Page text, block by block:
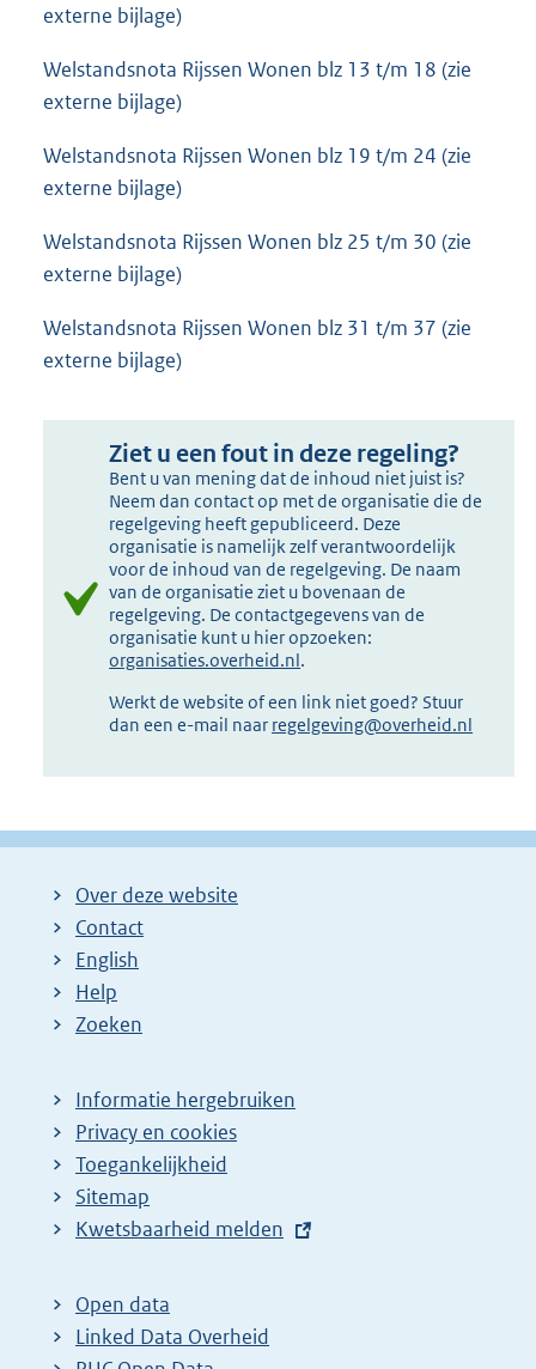
externe bijlage)
Welstandsnota Rijssen Wonen blz 13 t/m 18 (zie
externe bijlage)
Welstandsnota Rijssen Wonen blz 19 t/m 24 (zie
externe bijlage)
Welstandsnota Rijssen Wonen blz 25 t/m 30 (zie
externe bijlage)
Welstandsnota Rijssen Wonen blz 31 t/m 37 (zie
externe bijlage)
Ziet u een fout in deze regeling?
Bent u van mening dat de inhoud niet juist is?
Neem dan contact op met de organisatie die de
regelgeving heeft gepubliceerd. Deze
organisatie is namelijk zelf verantwoordelijk
voor de inhoud van de regelgeving. De naam
van de organisatie ziet u bovenaan de
regelgeving. De contactgegevens van de
organisatie kunt u hier opzoeken:
organisaties.overheid.nl.
Werkt de website of een link niet goed? Stuur
dan een e-mail naar regelgeving@overheid.nl
Over deze website
Contact
English
Help
Zoeken
Informatie hergebruiken
Privacy en cookies
Toegankelijkheid
Sitemap
E
t
e
r
Kwetsbaarheid melden
Open data
Linked Data Overheid